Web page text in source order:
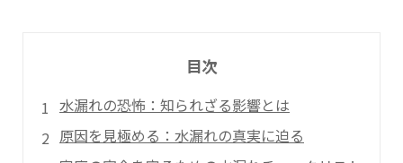
目次
水漏れの恐怖：知られざる影響とは
原因を見極める：水漏れの真実に迫る